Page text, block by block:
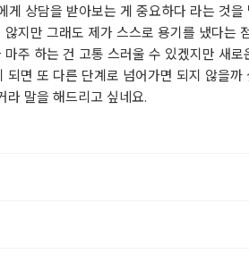
상담을 받아보는 게 중요하다 라는 것
지만 그래도 제가 스스로 용기를 냈다는
주 하는 건 고통 스러울 수 있겠지만 새
면 또 다른 단계로 넘어가면 되지 않을
라 말을 해드리고 싶네요.